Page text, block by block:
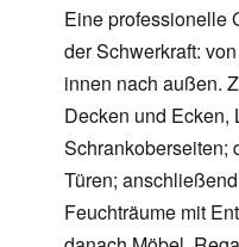
Eine professionelle
der Schwerkraft:
innen nach außen.
Decken und Ecken,
Schrankoberseiten;
Türen;
Feuchträume mit